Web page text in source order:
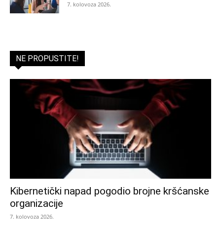
7. kolovoza 2026.
NE PROPUSTITE!
Kibernetički napad pogodio brojne kršćanske
organizacije
7. kolovoza 2026.